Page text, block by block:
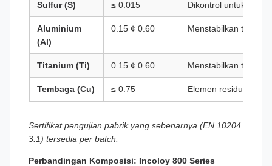
Sulfur (S) ≤ 0.015 Dikontrol untuk kerja
Aluminium
(Al)
0.15 ¢ 0.60 Menstabilkan
Titanium (Ti) 0.15 ¢ 0.60 Menstabilkan
Tembaga (Cu) ≤ 0.75 Elemen residual
Sertifikat pengujian pabrik yang sebenarnya (EN 10204
3.1) tersedia per batch.
Perbandingan Komposisi: Incoloy 800 Series